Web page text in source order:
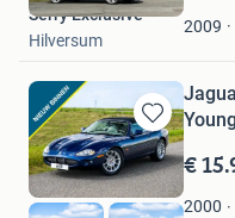
Favorieten
2009
Serry Exclusive
Hilversum
Bewaren
in
Mijn
Favorieten
€
2000